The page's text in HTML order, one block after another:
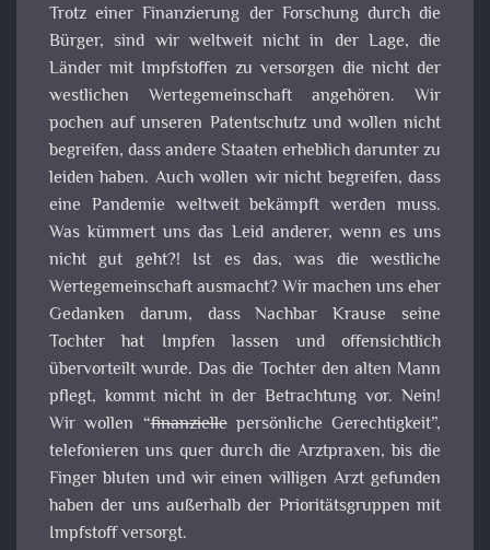
Trotz einer Finanzierung der Forschung durch die
Bürger, sind wir weltweit nicht in der Lage, die
Länder mit Impfstoffen zu versorgen die nicht der
westlichen Wertegemeinschaft angehören. Wir
pochen auf unseren Patentschutz und wollen nicht
begreifen, dass andere Staaten erheblich darunter zu
leiden haben. Auch wollen wir nicht begreifen, dass
eine Pandemie weltweit bekämpft werden muss.
Was kümmert uns das Leid anderer, wenn es uns
nicht gut geht?! Ist es das, was die westliche
Wertegemeinschaft ausmacht? Wir machen uns eher
Gedanken darum, dass Nachbar Krause seine
Tochter hat Impfen lassen und offensichtlich
übervorteilt wurde. Das die Tochter den alten Mann
pflegt, kommt nicht in der Betrachtung vor. Nein!
Wir wollen “finanziellepersönliche Gerechtigkeit”,
telefonieren uns quer durch die Arztpraxen, bis die
Finger bluten und wir einen willigen Arzt gefunden
haben der uns außerhalb der Prioritätsgruppen mit
Impfstoff versorgt.